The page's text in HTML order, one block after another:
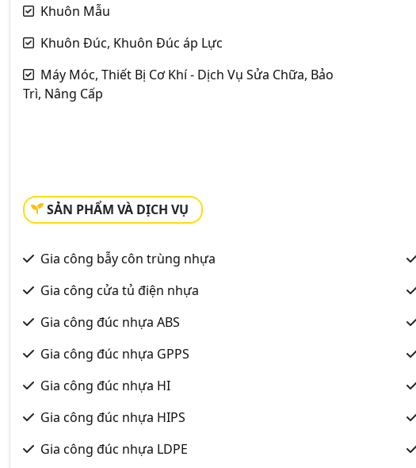
Khuôn Mẫu
Khuôn Đúc, Khuôn Đúc áp Lực
Máy Móc, Thiết Bị Cơ Khí - Dịch Vụ Sửa Chữa, Bảo
Trì, Nâng Cấp
SẢN PHẨM VÀ DỊCH VỤ
Gia công bẫy côn trùng nhựa
Gia công cửa tủ điện nhựa
Gia công đúc nhựa ABS
Gia công đúc nhựa GPPS
Gia công đúc nhựa HI
Gia công đúc nhựa HIPS
Gia công đúc nhựa LDPE